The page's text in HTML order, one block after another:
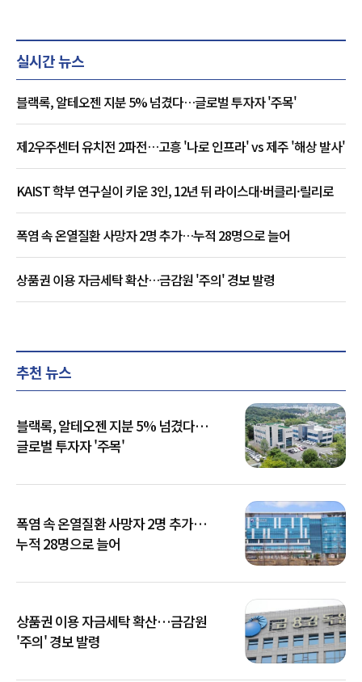
실시간 뉴스
블랙록, 알테오젠 지분 5% 넘겼다…글로벌 투자자 '주목'
제2우주센터 유치전 2파전…고흥 '나로 인프라' vs 제주 '해상 발사'
KAIST 학부 연구실이 키운 3인, 12년 뒤 라이스대·버클리·릴리로
폭염 속 온열질환 사망자 2명 추가…누적 28명으로 늘어
상품권 이용 자금세탁 확산…금감원 '주의' 경보 발령
추천 뉴스
블랙록, 알테오젠 지분 5% 넘겼다…
글로벌 투자자 '주목'
폭염 속 온열질환 사망자 2명 추가…
누적 28명으로 늘어
상품권 이용 자금세탁 확산…금감원
'주의' 경보 발령